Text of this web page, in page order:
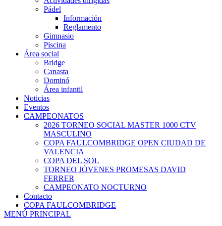
Pádel
Información
Reglamento
Gimnasio
Piscina
Área social
Bridge
Canasta
Dominó
Área infantil
Noticias
Eventos
CAMPEONATOS
2026 TORNEO SOCIAL MASTER 1000 CTV
MASCULINO
COPA FAULCOMBRIDGE OPEN CIUDAD DE
VALENCIA
COPA DEL SOL
TORNEO JÓVENES PROMESAS DAVID
FERRER
CAMPEONATO NOCTURNO
Contacto
COPA FAULCOMBRIDGE
MENÚ PRINCIPAL